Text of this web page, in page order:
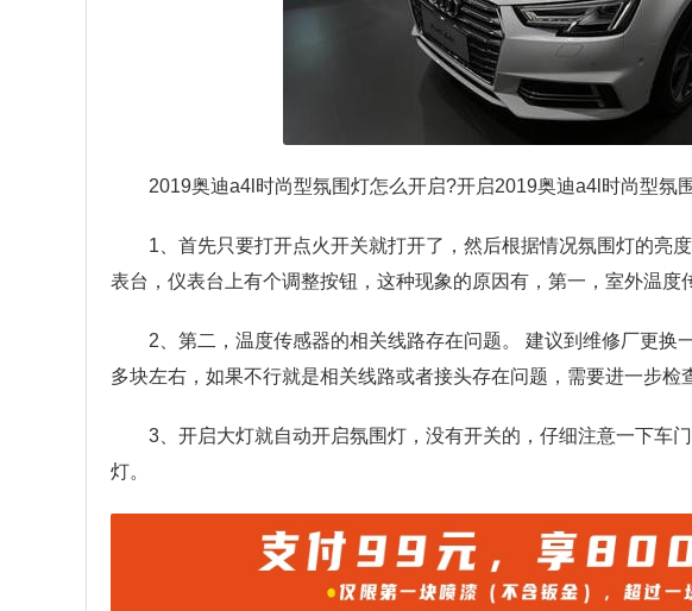
2019奥迪a4l时尚型氛围灯怎么开启?开启2019奥迪a4l时尚型氛
1、首先只要打开点火开关就打开了，然后根据情况氛围灯的亮
表台，仪表台上有个调整按钮，这种现象的原因有，第一，室外温度
2、第二，温度传感器的相关线路存在问题。 建议到维修厂更换
多块左右，如果不行就是相关线路或者接头存在问题，需要进一步检
3、开启大灯就自动开启氛围灯，没有开关的，仔细注意一下车
灯。